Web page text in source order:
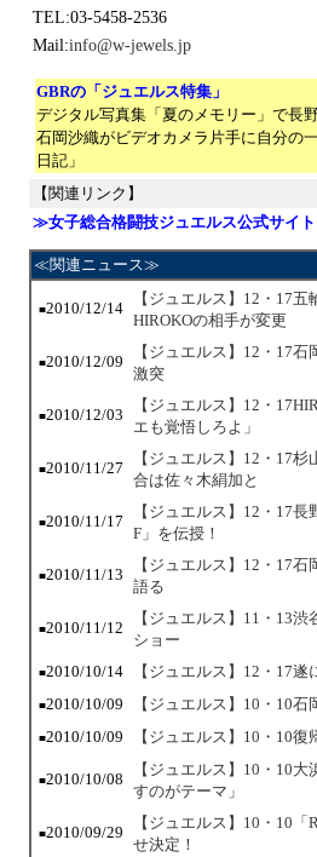
TEL:03-5458-2536
Mail:info@w-jewels.jp
GBRの「ジュエルス特集」
デジタル写真集「夏のメモリー」で長
石岡沙織がビデオカメラ片手に自分の
日記」
【関連リンク】
≫女子総合格闘技ジュエルス公式サイト
≪関連ニュース≫
■2010/12/14
【ジュエルス】12・17
HIROKOの相手が変更
■2010/12/09
【ジュエルス】12・17
激突
■2010/12/03
【ジュエルス】12・
エも覚悟しろよ」
■2010/11/27
【ジュエルス】12・17
合は佐々木絹加と
■2010/11/17
【ジュエルス】12・17
F」を伝授！
■2010/11/13
【ジュエルス】12・17
語る
■2010/11/12
【ジュエルス】11・13
ショー
■2010/10/14 【ジュエルス】12・17
■2010/10/09 【ジュエルス】10・10
■2010/10/09 【ジュエルス】10・10
■2010/10/08
【ジュエルス】10・10
すのがテーマ」
■2010/09/29
【ジュエルス】10・10「
せ決定！